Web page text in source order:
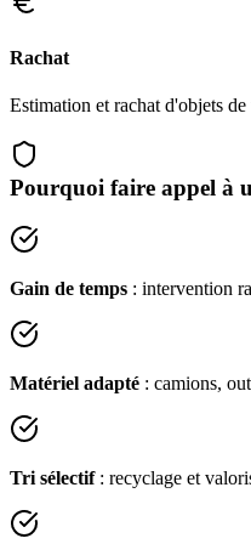
Rachat
Estimation et rachat d'objets
Pourquoi faire appel à
Gain de temps : intervention
Matériel adapté : camions,
Tri sélectif: recyclage et